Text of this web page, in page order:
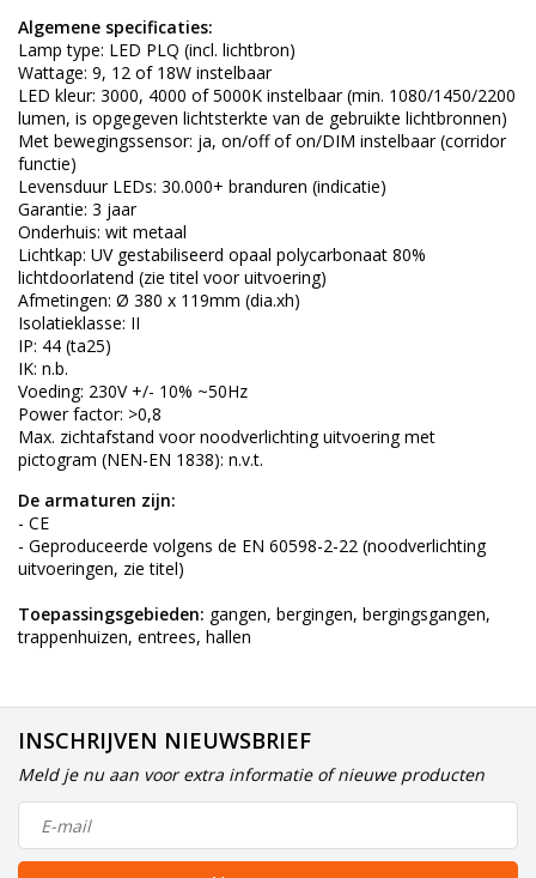
Algemene specificaties:
Lamp type: LED PLQ (incl. lichtbron)
Wattage: 9, 12 of 18W instelbaar
LED kleur: 3000, 4000 of 5000K instelbaar (min. 1080/1450/2200
lumen, is opgegeven lichtsterkte van de gebruikte lichtbronnen)
Met bewegingssensor: ja, on/off of on/DIM instelbaar (corridor
functie)
Levensduur LEDs: 30.000+ branduren (indicatie)
Garantie: 3 jaar
Onderhuis: wit metaal
Lichtkap: UV gestabiliseerd opaal polycarbonaat 80%
lichtdoorlatend (zie titel voor uitvoering)
Afmetingen: Ø 380 x 119mm (dia.xh)
Isolatieklasse: II
IP: 44 (ta25)
IK: n.b.
Voeding: 230V +/- 10% ~50Hz
Power factor: >0,8
Max. zichtafstand voor noodverlichting uitvoering met
pictogram (NEN-EN 1838): n.v.t.
De armaturen zijn:
- CE
- Geproduceerde volgens de EN 60598-2-22 (noodverlichting
uitvoeringen, zie titel)
Toepassingsgebieden: gangen, bergingen, bergingsgangen,
trappenhuizen, entrees, hallen
INSCHRIJVEN NIEUWSBRIEF
Meld je nu aan voor extra informatie of nieuwe producten